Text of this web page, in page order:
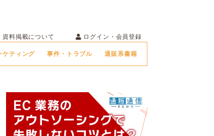
資料掲載について ログイン・会員登録
ケティング 事件・トラブル 通販系書籍